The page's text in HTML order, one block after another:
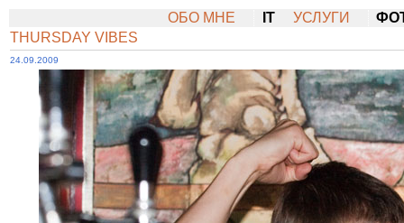
ОБО МНЕ IT УСЛУГИ
THURSDAY VIBES
24.09.2009